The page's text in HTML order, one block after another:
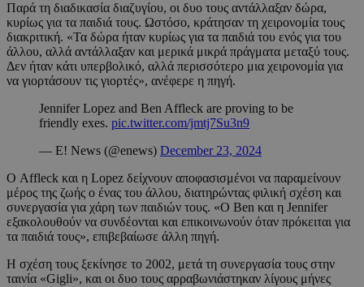
Παρά τη διαδικασία διαζυγίου, οι δυο τους αντάλλαξαν δώρα,
κυρίως για τα παιδιά τους. Ωστόσο, κράτησαν τη χειρονομία τους
διακριτική. «Τα δώρα ήταν κυρίως για τα παιδιά του ενός για του
άλλου, αλλά αντάλλαξαν και μερικά μικρά πράγματα μεταξύ τους.
Δεν ήταν κάτι υπερβολικό, αλλά περισσότερο μια χειρονομία για
να γιορτάσουν τις γιορτές», ανέφερε η πηγή.
Jennifer Lopez and Ben Affleck are proving to be
friendly exes. pic.twitter.com/jmtj7Su3n9
— E! News (@enews) December 23, 2024
Ο Affleck και η Lopez δείχνουν αποφασισμένοι να παραμείνουν
μέρος της ζωής ο ένας του άλλου, διατηρώντας φιλική σχέση και
συνεργασία για χάρη των παιδιών τους. «Ο Ben και η Jennifer
εξακολουθούν να συνδέονται και επικοινωνούν όταν πρόκειται για
τα παιδιά τους», επιβεβαίωσε άλλη πηγή.
Η σχέση τους ξεκίνησε το 2002, μετά τη συνεργασία τους στην
ταινία «Gigli», και οι δυο τους αρραβωνιάστηκαν λίγους μήνες